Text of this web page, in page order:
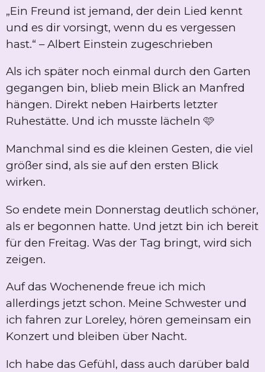
„Ein Freund ist jemand, der dein Lied kennt
und es dir vorsingt, wenn du es vergessen
hast.“ – Albert Einstein zugeschrieben
Als ich später noch einmal durch den Garten
gegangen bin, blieb mein Blick an Manfred
hängen. Direkt neben Hairberts letzter
Ruhestätte. Und ich musste lächeln 🩷
Manchmal sind es die kleinen Gesten, die viel
größer sind, als sie auf den ersten Blick
wirken.
So endete mein Donnerstag deutlich schöner,
als er begonnen hatte. Und jetzt bin ich bereit
für den Freitag. Was der Tag bringt, wird sich
zeigen.
Auf das Wochenende freue ich mich
allerdings jetzt schon. Meine Schwester und
ich fahren zur Loreley, hören gemeinsam ein
Konzert und bleiben über Nacht.
Ich habe das Gefühl, dass auch darüber bald